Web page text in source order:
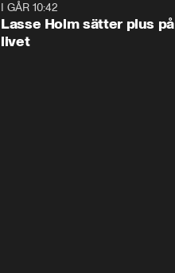
I GÅR 10:42
Lasse Holm sätter plus på
livet